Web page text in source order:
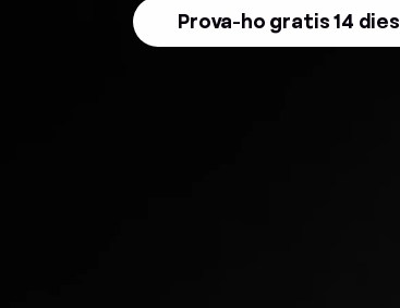
Prova-ho gratis 14 dies